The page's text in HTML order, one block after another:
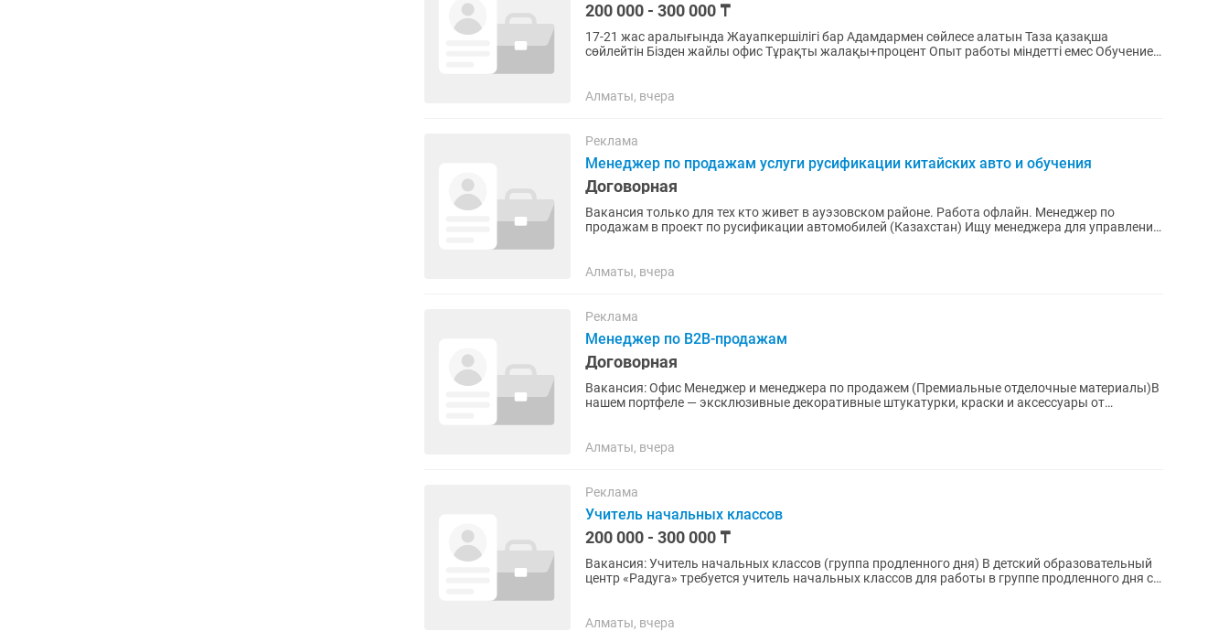
200 000 - 300 000 ₸
17-21 жас аралығында Жауапкершілігі бар Адамдармен сөйлесе алатын Таза қазақша
сөйлейтін Бізден жайлы офис Тұрақты жалақы+процент Опыт работы міндетті емес Обучение
Алматы, вчера
Реклама
Менеджер по продажам услуги русификации китайских авто и обучения
Договорная
Вакансия только для тех кто живет в ауэзовском районе. Работа офлайн. Менеджер по
продажам в проект по русификации автомобилей (Казахстан) Ищу менеджера для управления
Алматы, вчера
Реклама
Менеджер по B2B-продажам
Договорная
Вакансия: Офис Менеджер и менеджера по продажем (Премиальные отделочные материалы)В
нашем портфеле — эксклюзивные декоративные штукатурки, краски и аксессуары от
Алматы, вчера
Реклама
Учитель начальных классов
200 000 - 300 000 ₸
Вакансия: Учитель начальных классов (группа продленного дня) В детский образовательный
центр «Радуга» требуется учитель начальных классов для работы в группе продленного дня с
Алматы, вчера